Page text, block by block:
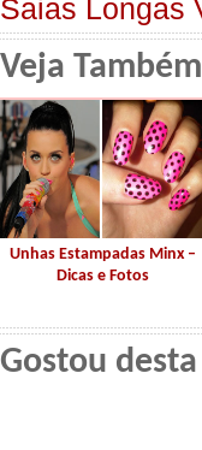
Saias Longas
Veja
Unhas Estampadas Minx –
Dicas e Fotos
Gostou